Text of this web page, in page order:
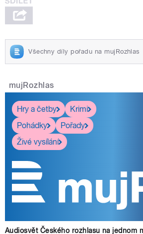
Všechny díly pořadu na mujRozhlas
mujRozhlas
Hry a četby
Krimi
Pohádky
Pořady
Živé vysílání
Audiosvět Českého rozhlasu na jednom